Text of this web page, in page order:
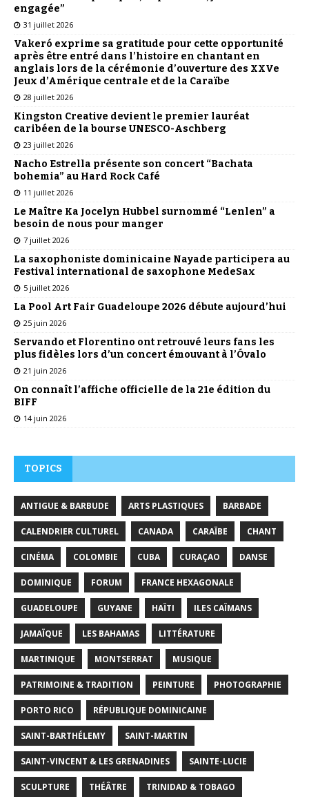
engagée”
31 juillet 2026
Vakeró exprime sa gratitude pour cette opportunité
après être entré dans l’histoire en chantant en
anglais lors de la cérémonie d’ouverture des XXVe
Jeux d’Amérique centrale et de la Caraïbe
28 juillet 2026
Kingston Creative devient le premier lauréat
caribéen de la bourse UNESCO-Aschberg
23 juillet 2026
Nacho Estrella présente son concert “Bachata
bohemia” au Hard Rock Café
11 juillet 2026
Le Maître Ka Jocelyn Hubbel surnommé “Lenlen” a
besoin de nous pour manger
7 juillet 2026
La saxophoniste dominicaine Nayade participera au
Festival international de saxophone MedeSax
5 juillet 2026
La Pool Art Fair Guadeloupe 2026 débute aujourd’hui
25 juin 2026
Servando et Florentino ont retrouvé leurs fans les
plus fidèles lors d’un concert émouvant à l’Óvalo
21 juin 2026
On connaît l’affiche officielle de la 21e édition du
BIFF
14 juin 2026
TOPICS
ANTIGUE & BARBUDE ARTS PLASTIQUES BARBADE
CALENDRIER CULTUREL CANADA CARAÏBE CHANT
CINÉMA COLOMBIE CUBA CURAÇAO DANSE
DOMINIQUE FORUM FRANCE HEXAGONALE
GUADELOUPE GUYANE HAÏTI ILES CAÏMANS
JAMAÏQUE LES BAHAMAS LITTÉRATURE
MARTINIQUE MONTSERRAT MUSIQUE
PATRIMOINE & TRADITION PEINTURE PHOTOGRAPHIE
PORTO RICO RÉPUBLIQUE DOMINICAINE
SAINT-BARTHÉLEMY SAINT-MARTIN
SAINT-VINCENT & LES GRENADINES SAINTE-LUCIE
SCULPTURE THÉÂTRE TRINIDAD & TOBAGO